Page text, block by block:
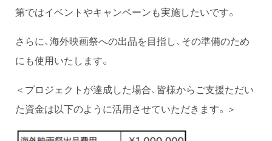
第ではイベントやキャンペーンも実施したいです。
さらに、海外映画祭への出品を目指し、その準備のため
にも使用いたします。
＜プロジェクトが達成した場合、皆様からご支援ただい
た資金は以下のように活用させていただきます。＞